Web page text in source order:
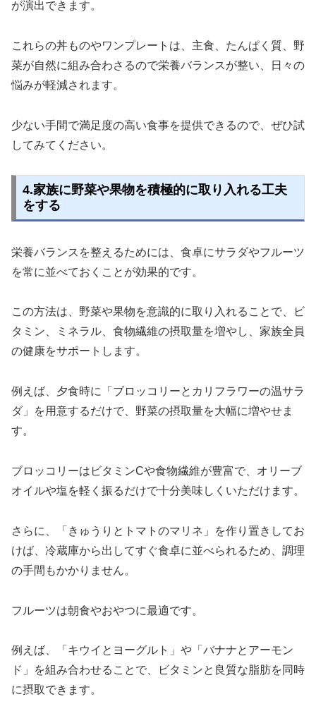
が演出できます。
これらの丼ものやワンプレートは、主食、たんぱく質、野
菜が自然に組み合わさるので栄養バランスが整い、日々の
悩みが軽減されます。
少ない手間で満足度の高い食事を提供できるので、ぜひ試
してみてください。
4.家族に野菜や果物を積極的に取り入れる工夫
をする
栄養バランスを整えるためには、食卓にサラダやフルーツ
を常に並べておくことが効果的です。
この方法は、野菜や果物を意識的に取り入れることで、ビ
タミン、ミネラル、食物繊維の摂取量を増やし、家族全員
の健康をサポートします。
例えば、夕食時に「ブロッコリーとカリフラワーの温サラ
ダ」を用意するだけで、野菜の摂取量を大幅に増やせま
す。
ブロッコリーはビタミンCや食物繊維が豊富で、オリーブ
オイルや塩を軽く振るだけで十分美味しくいただけます。
さらに、「きゅうりとトマトのマリネ」を作り置きしてお
けば、冷蔵庫から出してすぐ食卓に並べられるため、調理
の手間もかかりません。
フルーツは朝食やおやつに最適です。
例えば、「キウイとヨーグルト」や「バナナとアーモン
ド」を組み合わせることで、ビタミンと良質な脂肪を同時
に摂取できます。